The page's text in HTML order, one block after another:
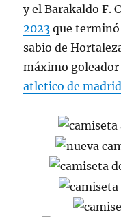
y el Barakaldo F.
2023 que terminó
sabio de
máximo
atletico de